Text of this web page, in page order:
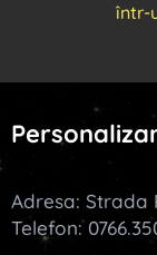
într-
Adresa: Strada
Telefon: